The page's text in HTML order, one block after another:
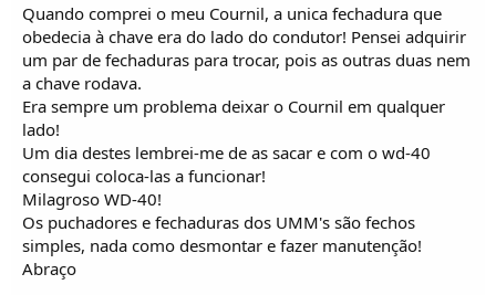
Quando comprei o meu Cournil, a unica fechadura que
obedecia à chave era do lado do condutor! Pensei adquirir
um par de fechaduras para trocar, pois as outras duas nem
a chave rodava.
Era sempre um problema deixar o Cournil em qualquer
lado!
Um dia destes lembrei-me de as sacar e com o wd-40
consegui coloca-las a funcionar!
Milagroso WD-40!
Os puchadores e fechaduras dos UMM's são fechos
simples, nada como desmontar e fazer manutenção!
Abraço